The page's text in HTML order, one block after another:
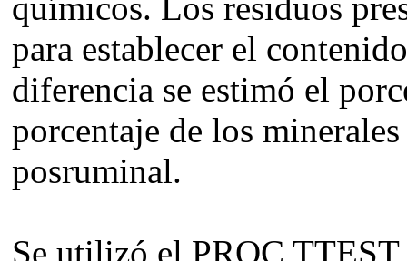
químicos. Los residuos
para establecer el
diferencia se estimó el
porcentaje de los
posruminal.
Se utilizó el PROC